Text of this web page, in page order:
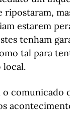
ripostaram,
estarem
tenham
tal para
local.
comunicado